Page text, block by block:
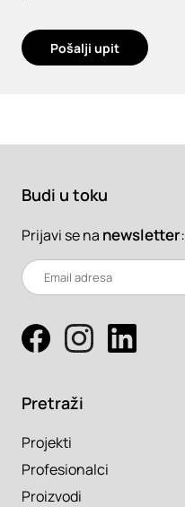
Pošalji upit
Budi u toku
Prijavi se na newsletter:
Pretraži
Projekti
Profesionalci
Proizvodi